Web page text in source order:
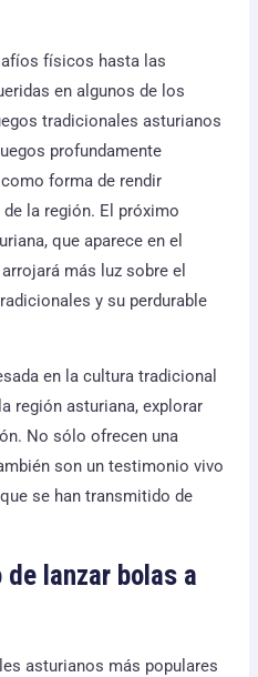
físicos hasta las
en algunos de los
tradicionales asturianos
profundamente
forma de rendir
la región. El próximo
que aparece en el
más luz sobre el
y su perdurable
en la cultura tradicional
región asturiana, explorar
No sólo ofrecen una
son un testimonio vivo
se han transmitido de
de lanzar bolas a
asturianos más populares